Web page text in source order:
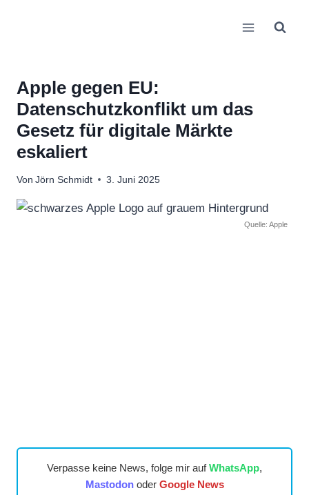
Apple gegen EU:
Datenschutzkonflikt um das
Gesetz für digitale Märkte
eskaliert
Von Jörn Schmidt 3. Juni 2025
Quelle: Apple
Verpasse keine News, folge mir aufWhatsApp,
Mastodonoder Google News